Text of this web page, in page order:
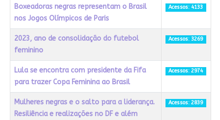
Boxeadoras negras representam o Brasil
nos Jogos Olímpicos de Paris
Acessos: 4133
2023, ano de consolidação do futebol
feminino
Acessos: 3269
Lula se encontra com presidente da Fifa
para trazer Copa Feminina ao Brasil
Acessos: 2974
Mulheres negras e o salto para a liderança.
Resiliência e realizações no DF e além
Acessos: 2839